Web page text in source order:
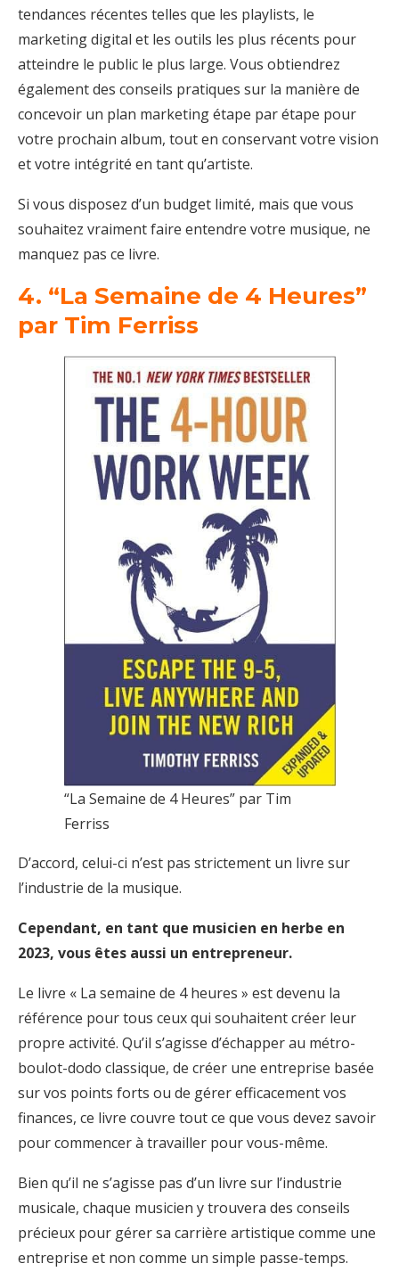
tendances récentes telles que les playlists, le
marketing digital et les outils les plus récents pour
atteindre le public le plus large. Vous obtiendrez
également des conseils pratiques sur la manière de
concevoir un plan marketing étape par étape pour
votre prochain album, tout en conservant votre vision
et votre intégrité en tant qu’artiste.
Si vous disposez d’un budget limité, mais que vous
souhaitez vraiment faire entendre votre musique, ne
manquez pas ce livre.
4. “La Semaine de 4 Heures”
par Tim Ferriss
“La Semaine de 4 Heures” par Tim
Ferriss
D’accord, celui-ci n’est pas strictement un livre sur
l’industrie de la musique.
Cependant, en tant que musicien en herbe en
2023, vous êtes aussi un entrepreneur.
Le livre « La semaine de 4 heures » est devenu la
référence pour tous ceux qui souhaitent créer leur
propre activité. Qu’il s’agisse d’échapper au métro-
boulot-dodo classique, de créer une entreprise basée
sur vos points forts ou de gérer efficacement vos
finances, ce livre couvre tout ce que vous devez savoir
pour commencer à travailler pour vous-même.
Bien qu’il ne s’agisse pas d’un livre sur l’industrie
musicale, chaque musicien y trouvera des conseils
précieux pour gérer sa carrière artistique comme une
entreprise et non comme un simple passe-temps.